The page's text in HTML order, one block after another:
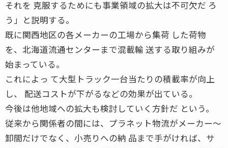
それを 克服するためにも事業領域の拡大は不可欠だ ろ
う」と説明する。
既に関西地区の各メーカーの工場から集荷 した荷物
を、北海道流通センターまで混載輸 送する取り組みが
始まっている。
これによっ て大型トラック一台当たりの積載率が向上
し、 配送コストが下がるなどの効果が出ている。
今後は他地域への拡大も検討していく方針だ という。
従来から関係者の間には、プラネット物流がメーカー〜
卸間だけでなく、小売りへの納 品まで手がければ、サ